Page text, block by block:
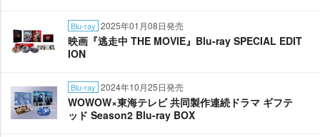
Blu-ray 2025年01月08日発売
映画『逃走中 THE MOVIE』Blu-ray SPECIAL EDIT
ION
Blu-ray 2024年10月25日発売
WOWOW×東海テレビ 共同製作連続ドラマ ギフテ
ッド Season2 Blu-ray BOX